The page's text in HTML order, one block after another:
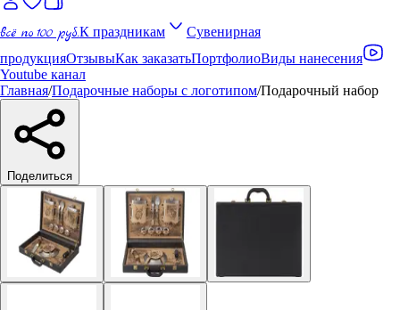
всё по 100 руб.К праздникам
Сувенирная
продукцияОтзывыКак заказатьПортфолиоВиды нанесения
Youtube канал
Главная/Подарочные наборы с логотипом/Подарочный набор
Поделиться